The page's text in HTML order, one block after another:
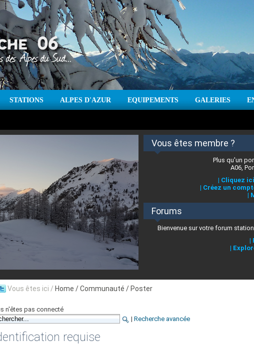
STATIONS ALPES D'AZUR EQUIPEMENTS GALERIES
: T° Min :°CT° Max :°C |Prévisions météo pour les jours à venir
en direct l'actualité des stations des Alpes-Maritimes
Vous êtes membre ?
Plus qu'un
A06,
| Cliquez
| Créez un
|
Forums
Bienvenue sur votre forum
|
|
Vous êtes ici / Home / Communauté / Poster
n'êtes pas connecté
| Recherche avancée
requise